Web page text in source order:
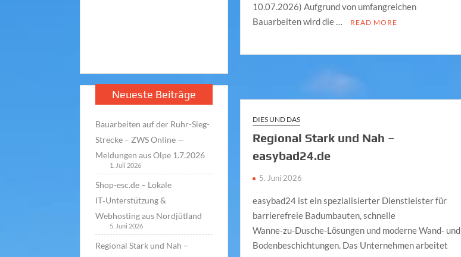
10.07.2026) Aufgrund von umfangreichen
Bauarbeiten wird die …
READ MORE
DIES UND DAS
Regional Stark und Nah –
easybad24.de
5. Juni 2026
easybad24 ist ein spezialisierter Dienstleister für
barrierefreie Badumbauten, schnelle
Wanne‑zu‑Dusche‑Lösungen und moderne Wand‑ und
Bodenbeschichtungen. Das Unternehmen arbeitet
Neueste Beiträge
Bauarbeiten auf der Ruhr-Sieg-
Strecke – ZWS Online —
Meldungen aus Olpe 1.7.2026
1. Juli 2026
Shop-esc.de – Lokale
IT‑Unterstützung &
Webhosting aus Nordjütland
5. Juni 2026
Regional Stark und Nah –